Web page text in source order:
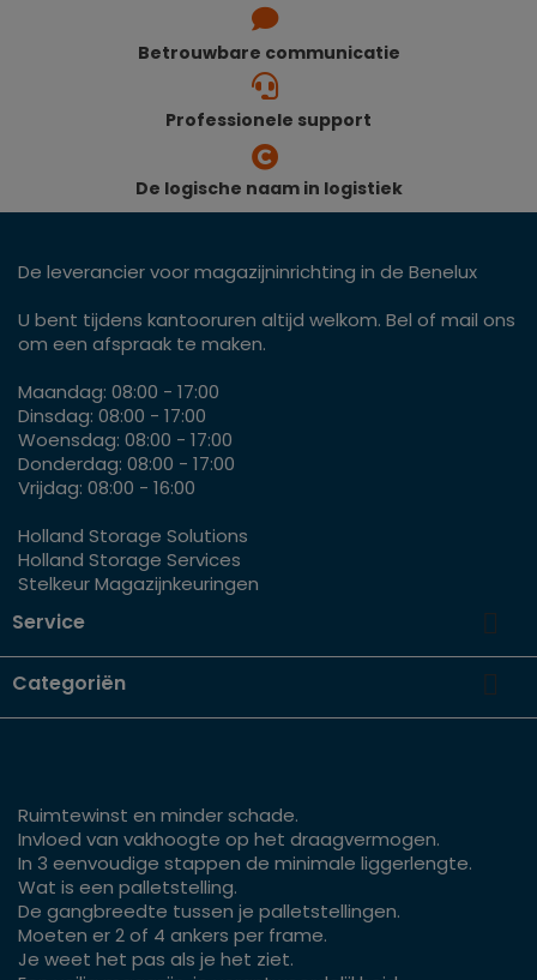
Betrouwbare communicatie
Professionele support
De logische naam in logistiek
De leverancier voor magazijninrichting in de Benelux
U bent tijdens kantooruren altijd welkom. Bel of mail ons
om een afspraak te maken.
Maandag: 08:00 - 17:00
Dinsdag: 08:00 - 17:00
Woensdag: 08:00 - 17:00
Donderdag: 08:00 - 17:00
Vrijdag: 08:00 - 16:00
Holland Storage Solutions
Holland Storage Services
Stelkeur Magazijnkeuringen
Service 
Categoriën 
Ruimtewinst en minder schade.
Invloed van vakhoogte op het draagvermogen.
In 3 eenvoudige stappen de minimale liggerlengte.
Wat is een palletstelling.
De gangbreedte tussen je palletstellingen.
Moeten er 2 of 4 ankers per frame.
Je weet het pas als je het ziet.